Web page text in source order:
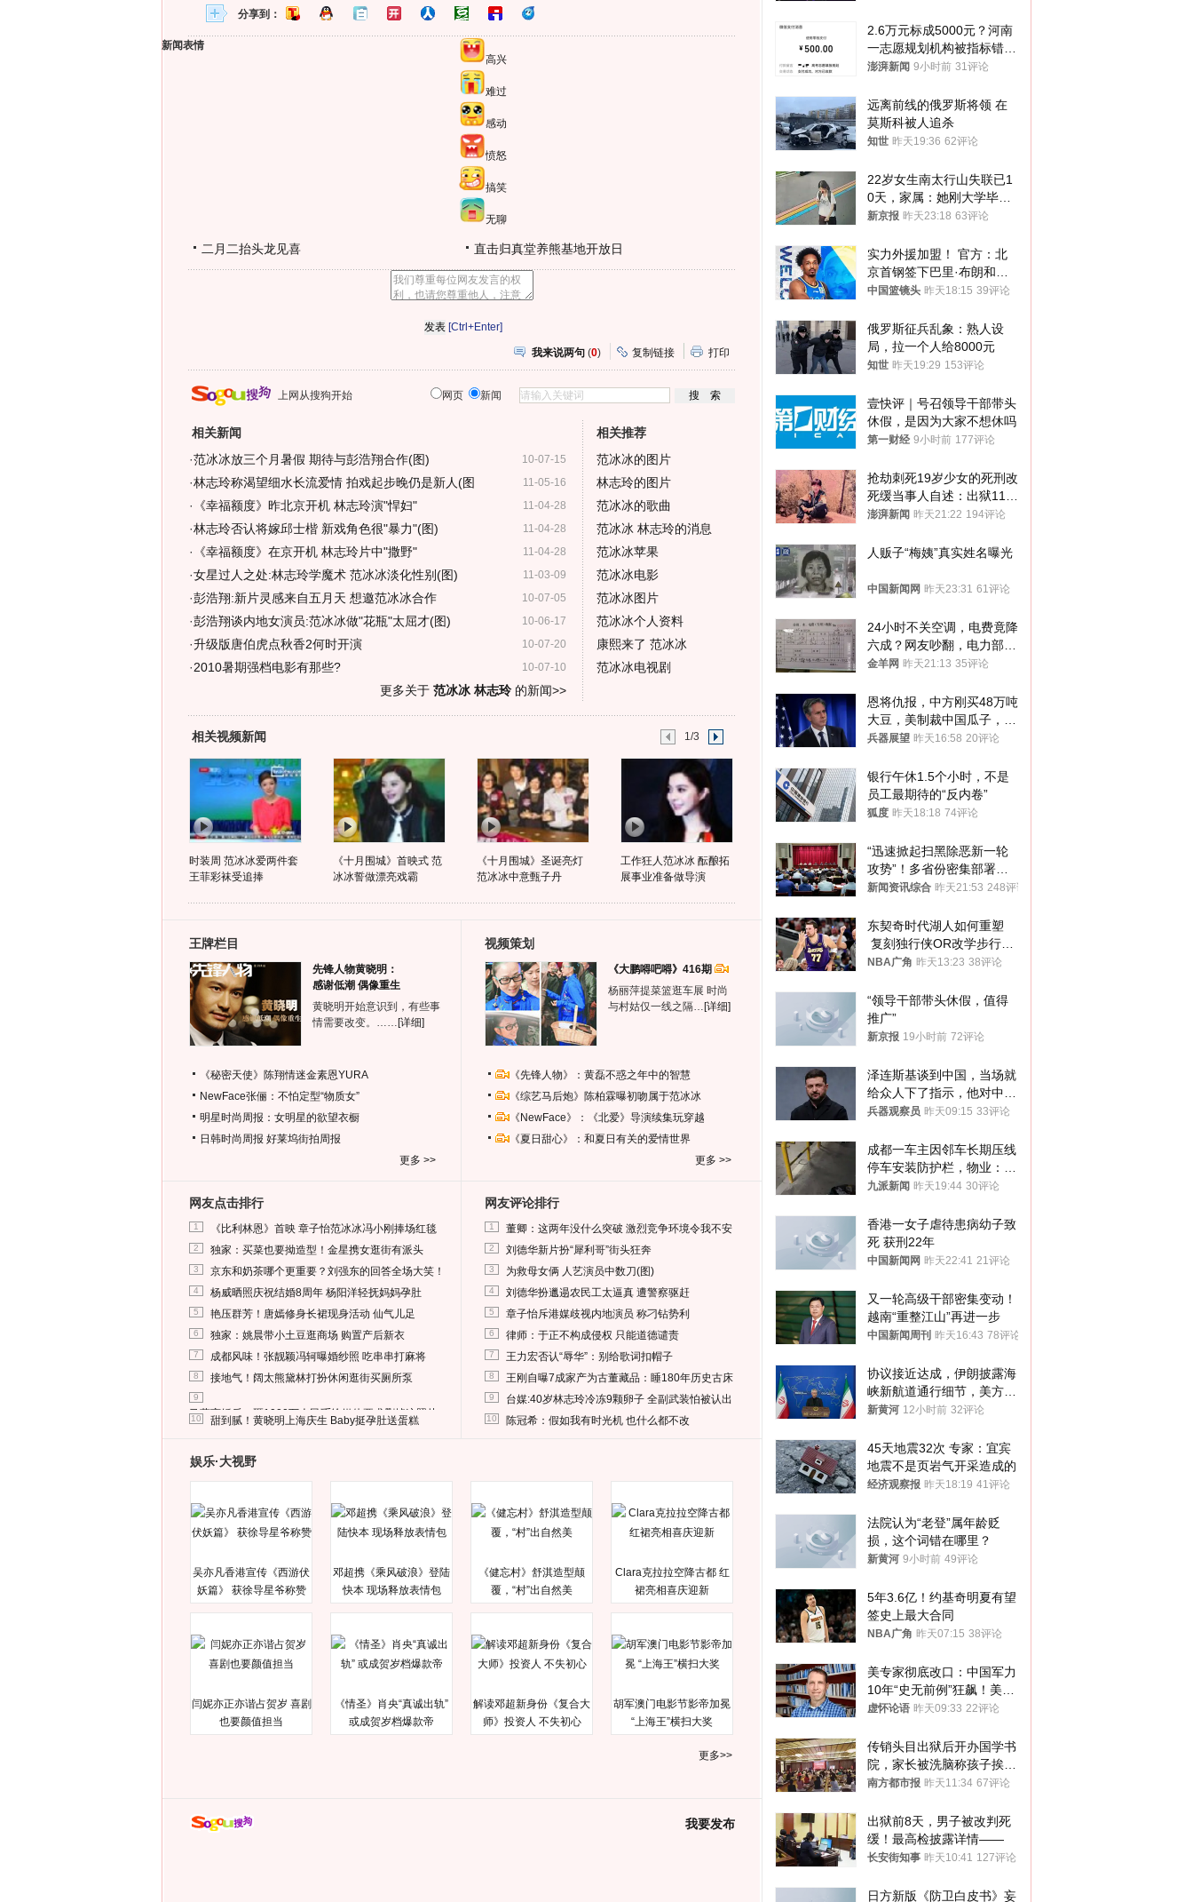
分享到：
新闻表情
高兴
难过
感动
愤怒
搞笑
无聊
二月二抬头龙见喜 直击归真堂养熊基地开放日
[Ctrl+Enter]
我来说两句 (0) 复制链接 打印
上网从搜狗开始 网页 新闻
相关新闻
10-07-15
·范冰冰放三个月暑假 期待与彭浩翔合作(图)
11-05-16
·林志玲称渴望细水长流爱情 拍戏起步晚仍是新人(图
11-04-28
· 《幸福额度》昨北京开机 林志玲演"悍妇"
11-04-28
·林志玲否认将嫁邱士楷 新戏角色很"暴力"(图)
11-04-28
· 《幸福额度》在京开机 林志玲片中"撒野"
11-03-09
·女星过人之处:林志玲学魔术 范冰冰淡化性别(图)
10-07-05
·彭浩翔:新片灵感来自五月天 想邀范冰冰合作
10-06-17
·彭浩翔谈内地女演员:范冰冰做"花瓶"太屈才(图)
10-07-20
·升级版唐伯虎点秋香2何时开演
10-07-10
·2010暑期强档电影有那些?
更多关于 范冰冰 林志玲的新闻>>
相关推荐
范冰冰的图片
林志玲的图片
范冰冰的歌曲
范冰冰 林志玲的消息
范冰冰苹果
范冰冰电影
范冰冰图片
范冰冰个人资料
康熙来了 范冰冰
范冰冰电视剧
相关视频新闻 1/3
时装周 范冰冰爱两件套
王菲彩袜受追捧
《十月围城》首映式 范
冰冰誓做漂亮戏霸
《十月围城》圣诞亮灯
范冰冰中意甄子丹
工作狂人范冰冰 酝酿拓
展事业准备做导演
王牌栏目
先锋人物黄晓明：
感谢低潮 偶像重生
黄晓明开始意识到，有些事
情需要改变。…… [详细]
《秘密天使》陈翔情迷金素恩YURA
NewFace张俪：不怕定型“物质女”
明星时尚周报：女明星的欲望衣橱
日韩时尚周报 好莱坞街拍周报
更多 >>
视频策划
《大鹏嘚吧嘚》416期
杨丽萍提菜篮逛车展 时尚
与村姑仅一线之隔… [详细]
《先锋人物》：黄磊不惑之年中的智慧
《综艺马后炮》陈柏霖曝初吻属于范冰冰
《NewFace》：《北爱》导演续集玩穿越
《夏日甜心》：和夏日有关的爱情世界
更多 >>
网友点击排行
1 《比利林恩》首映 章子怡范冰冰冯小刚捧场红毯
2 独家：买菜也要拗造型！金星携女逛街有派头
3 京东和奶茶哪个更重要？刘强东的回答全场大笑！
4 杨威晒照庆祝结婚8周年 杨阳洋轻抚妈妈孕肚
5 艳压群芳！唐嫣修身长裙现身活动 仙气儿足
6 独家：姚晨带小土豆逛商场 购置产后新衣
7 成都风味！张靓颖冯轲曝婚纱照 吃串串打麻将
8 接地气！阔太熊黛林打扮休闲逛街买厕所泵
9
马蓉离婚后，砸1000万人民币给媒体要求删掉这照片
10 甜到腻！黄晓明上海庆生 Baby挺孕肚送蛋糕
网友评论排行
1 董卿：这两年没什么突破 激烈竞争环境令我不安
2 刘德华新片扮“犀利哥”街头狂奔
3 为救母女俩 人艺演员中数刀(图)
4 刘德华扮邋遢农民工太逼真 遭警察驱赶
5 章子怡斥港媒歧视内地演员 称刁钻势利
6 律师：于正不构成侵权 只能道德谴责
7 王力宏否认“辱华”：别给歌词扣帽子
8 王刚自曝7成家产为古董藏品：睡180年历史古床
9 台媒:40岁林志玲冷冻9颗卵子 全副武装怕被认出
10 陈冠希：假如我有时光机 也什么都不改
娱乐·大视野
吴亦凡香港宣传《西游伏
妖篇》 获徐导星爷称赞
邓超携《乘风破浪》登陆
快本 现场释放表情包
《健忘村》舒淇造型颠
覆，“村”出自然美
Clara克拉拉空降古都 红
裙亮相喜庆迎新
闫妮亦正亦谐占贺岁 喜剧
也要颜值担当
《情圣》肖央“真诚出轨”
或成贺岁档爆款帝
解读邓超新身份《复合大
师》投资人 不失初心
胡军澳门电影节影帝加冕
“上海王”横扫大奖
更多>>
我要发布
2.6万元标成5000元？河南
一志愿规划机构被指标错学
费致考生复读
澎湃新闻 9小时前 31评论
远离前线的俄罗斯将领 在
莫斯科被人追杀
知世 昨天19:36 62评论
22岁女生南太行山失联已1
0天，家属：她刚大学毕业
想到山里旅行
新京报 昨天23:18 63评论
实力外援加盟！ 官方：北
京首钢签下巴里·布朗和桑
普森
中国篮镜头 昨天18:15 39评论
俄罗斯征兵乱象：熟人设
局，拉一个人给8000元
知世 昨天19:29 153评论
壹快评｜号召领导干部带头
休假，是因为大家不想休吗
第一财经 9小时前 177评论
抢劫刺死19岁少女的死刑改
死缓当事人自述：出狱11年
间始终刻意躲避被害人家属
澎湃新闻 昨天21:22 194评论
人贩子“梅姨”真实姓名曝光
中国新闻网 昨天23:31 61评论
24小时不关空调，电费竟降
六成？网友吵翻，电力部门
回应→
金羊网 昨天21:13 35评论
恩将仇报，中方刚买48万吨
大豆，美制裁中国瓜子，布
林肯措辞变了
兵器展望 昨天16:58 20评论
银行午休1.5个小时，不是
员工最期待的“反内卷”
狐度 昨天18:18 74评论
“迅速掀起扫黑除恶新一轮
攻势”！多省份密集部署，
公布举报方式
新闻资讯综合 昨天21:53 248评论
东契奇时代湖人如何重塑
复刻独行侠OR改学步行
者？
NBA广角 昨天13:23 38评论
“领导干部带头休假，值得
推广”
新京报 19小时前 72评论
泽连斯基谈到中国，当场就
给众人下了指示，他对中国
和中乌关系，显然又有了新
兵器观察员 昨天09:15 33评论
成都一车主因邻车长期压线
停车安装防护栏，物业：不
建议装护栏，也会影响自身
九派新闻 昨天19:44 30评论
香港一女子虐待患病幼子致
死 获刑22年
中国新闻网 昨天22:41 21评论
又一轮高级干部密集变动！
越南“重整江山”再进一步
中国新闻周刊 昨天16:43 78评论
协议接近达成，伊朗披露海
峡新航道通行细节，美方再
提“倒计时”
新黄河 12小时前 32评论
45天地震32次 专家：宜宾
地震不是页岩气开采造成的
经济观察报 昨天18:19 41评论
法院认为“老登”属年龄贬
损，这个词错在哪里？
新黄河 9小时前 49评论
5年3.6亿！约基奇明夏有望
签史上最大合同
NBA广角 昨天07:15 38评论
美专家彻底改口：中国军力
10年“史无前例”狂飙！美军
真慌了
虚怀论语 昨天09:33 22评论
传销头目出狱后开办国学书
院，家长被洗脑称孩子挨打
才有效果
南方都市报 昨天11:34 67评论
出狱前8天，男子被改判死
缓！最高检披露详情——
长安街知事 昨天10:41 127评论
日方新版《防卫白皮书》妄